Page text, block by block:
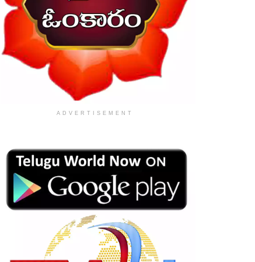
ADVERTISEMENT